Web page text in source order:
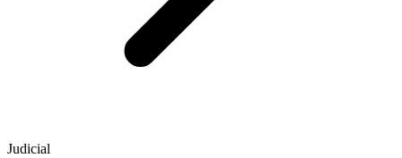
Judicial